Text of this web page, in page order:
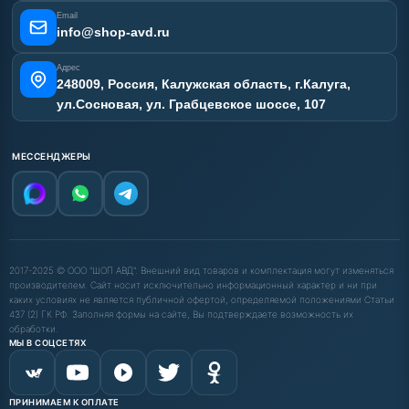
Email
info@shop-avd.ru
Адрес
248009, Россия, Калужская область, г.Калуга,
ул.Сосновая, ул. Грабцевское шоссе, 107
МЕССЕНДЖЕРЫ
2017-2025 © ООО "ШОП АВД". Внешний вид товаров и комплектация могут изменяться
производителем. Сайт носит исключительно информационный характер и ни при
каких условиях не является публичной офертой, определяемой положениями Статьи
437 (2) ГК РФ. Заполняя формы на сайте, Вы подтверждаете возможность их
обработки.
МЫ В СОЦСЕТЯХ
ПРИНИМАЕМ К ОПЛАТЕ